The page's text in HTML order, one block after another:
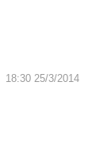
18:30 25/3/2014